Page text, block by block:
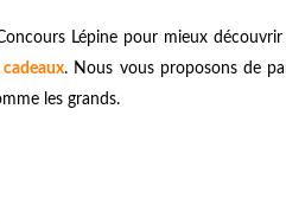
Lépine pour mieux découvrir
cadeaux. Nous vous proposons de
les grands.